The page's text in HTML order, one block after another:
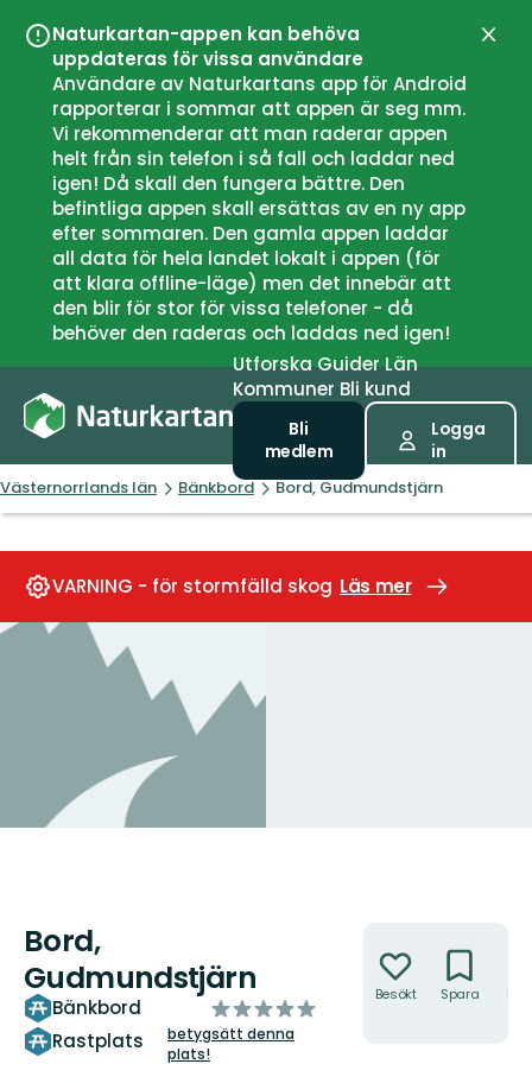
Naturkartan-appen kan behöva
uppdateras för vissa användare
Användare av Naturkartans app för Android
rapporterar i sommar att appen är seg mm.
Vi rekommenderar att man raderar appen
helt från sin telefon i så fall och laddar ned
igen! Då skall den fungera bättre. Den
befintliga appen skall ersättas av en ny app
efter sommaren. Den gamla appen laddar
all data för hela landet lokalt i appen (för
att klara offline-läge) men det innebär att
den blir för stor för vissa telefoner - då
behöver den raderas och laddas ned igen!
UtforskaGuiderLän
Kommuner Bli kund
Bli
medlem
Logga
in
Västernorrlands län Bänkbord Bord, Gudmundstjärn
VARNING - för stormfälld skog Läs mer
Bord,
Gudmundstjärn
Bänkbord
Rastplats
av
5
stjärnor
betygsätt denna
plats!
Besökt Spara